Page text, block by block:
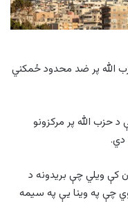
الله پر ضد محدود ځمکني
د حزب الله پر مرکزونو
دي.
کې ويلي چې بريدونه د
چې په وينا يې په سيمه